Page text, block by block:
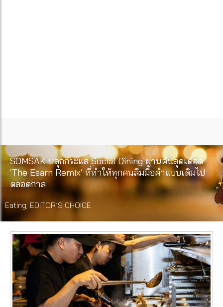
SOMSAK ปลุกกระแส Social Dining ผ่านคืนสุดเดือด
‘The Esarn Remix’ ที่ทำให้ทุกคนลืมมื้อค่ำแบบเดิมไป
ตลอดกาล
Eating,EDITOR’S CHOICE